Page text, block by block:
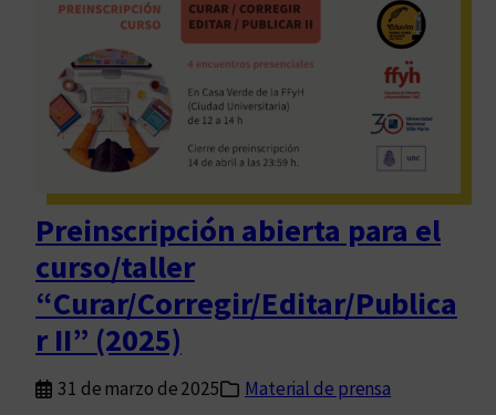
e
l
u
r
s
o
C
u
r
a
r
/
v
l
e
y
e
e
s
p
a
c
i
d
Preinscripción abierta para el
curso/taller
“Curar/Corregir/Editar/Publica
r II” (2025)
31 de marzo de 2025
Material de prensa